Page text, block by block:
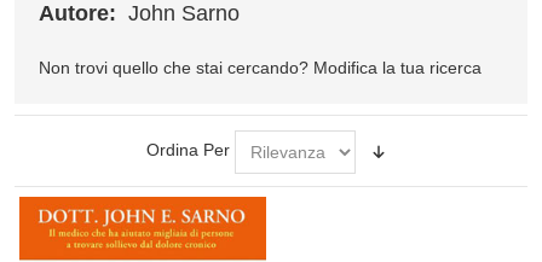
Autore: John Sarno
Non trovi quello che stai cercando? Modifica la tua ricerca
Ordina Per